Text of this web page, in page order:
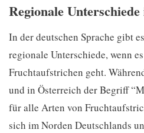
Regionale
In der deutschen Sprache gibt
regionale Unterschiede, wenn
Fruchtaufstrichen geht.
und in Österreich der Begriff
für alle Arten von
sich im Norden Deutschlands